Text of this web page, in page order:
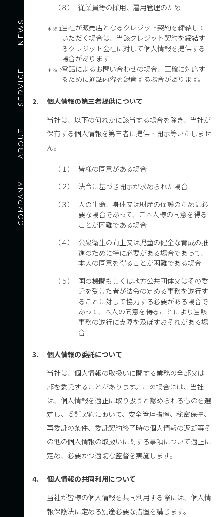
NEWS
SERVICE
ABOUT
COMPANY
（８） 従業員等の採用、雇用管理のため
※１当社が販売店となるクレジット契約を締結して
いただく場合は、当該クレジット契約を締結す
るクレジット会社に対して個人情報を提供する
場合があります
※２電話によるお問い合わせの場合、正確に対応す
るために通話内容を録音する場合があります。
2.
個人情報の第三者提供について
当社は、以下の何れかに該当する場合を除き、当社が
保有する個人情報を第三者に提供・開示等いたしませ
ん。
（１）
皆様の同意がある場合
（２）
法令に基づき開示が求められた場合
（３）
人の生命、身体又は財産の保護のために必
要な場合であって、ご本人様の同意を得る
ことが困難である場合
（４）
公衆衛生の向上又は児童の健全な育成の推
進のために特に必要がある場合であって、
本人の同意を得ることが困難である場合
（５）
国の機関もしくは地方公共団体又はその委
託を受けた者が法令の定める事務を遂行す
ることに対して協力する必要がある場合で
あって、本人の同意を得ることにより当該
事務の遂行に支障を及ぼすおそれがある場
合
3.
個人情報の委託について
当社は、個人情報の取扱いに関する業務の全部又は一
部を委託することがあります。この場合には、当社
は、個人情報を適正に取り扱うと認められるものを選
定し、委託契約において、安全管理措置、秘密保持、
再委託の条件、委託契約終了時の個人情報の返却等そ
の他の個人情報の取扱いに関する事項について適正に
定め、必要かつ適切な監督を実施します。
4.
個人情報の共同利用について
当社が皆様の個人情報を共同利用する際には、個人情
報保護法に定める別途必要な措置を講じます。